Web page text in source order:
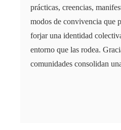
prácticas, creencias,
modos de convivencia que
forjar una identidad
entorno que las rodea.
comunidades consolidan